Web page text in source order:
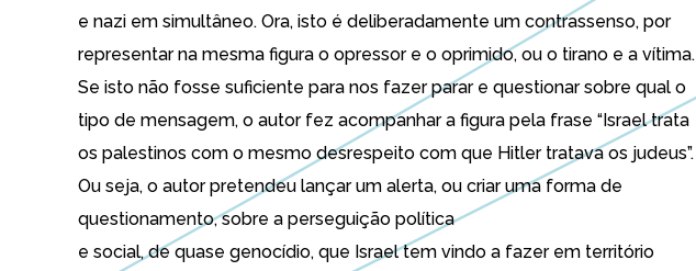
e nazi em simultâneo. Ora, isto é deliberadamente um contrassenso, por
representar na mesma figura o opressor e o oprimido, ou o tirano e a vítima.
Se isto não fosse suficiente para nos fazer parar e questionar sobre qual o
tipo de mensagem, o autor fez acompanhar a figura pela frase “Israel trata
os palestinos com o mesmo desrespeito com que Hitler tratava os judeus”.
Ou seja, o autor pretendeu lançar um alerta, ou criar uma forma de
questionamento, sobre a perseguição política
e social, de quase genocídio, que Israel tem vindo a fazer em território